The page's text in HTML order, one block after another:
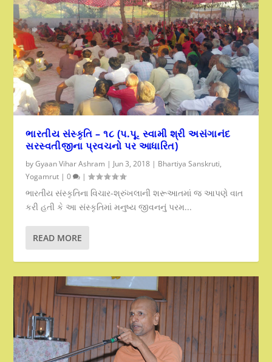
ભારતીય સંસ્કૃતિ – ૧૮ (પ.પૂ. સ્વામી શ્રી અસંગાનંદ
સરસ્વતીજીના પ્રવચનો પર આધારિત)
byGyaan Vihar Ashram | Jun 3, 2018 | Bhartiya Sanskruti,
Yogamrut |0 |
ભારતીય સંસ્કૃતિના વિચાર-શ્રુંખલાની શરૂઆતમાં જ આપણે વાત
કરી હતી કે આ સંસ્કૃતિમાં મનુષ્ય જીવનનું પરમ...
READ MORE